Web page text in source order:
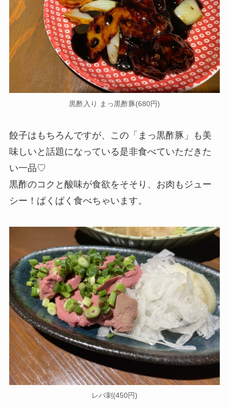
黒酢入り まっ黒酢豚(680円)
餃子はもちろんですが、この「まっ黒酢豚」も美
味しいと話題になっている是非食べていただきた
い一品♡
黒酢のコクと酸味が食欲をそそり、お肉もジュー
シー！ぱくぱく食べちゃいます。
レバ刺(450円)